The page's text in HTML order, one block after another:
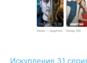
Искупление 31